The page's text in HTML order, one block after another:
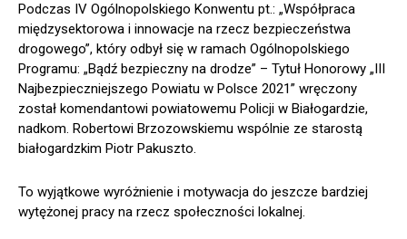
Podczas IV Ogólnopolskiego Konwentu pt.: „Współpraca
międzysektorowa i innowacje na rzecz bezpieczeństwa
drogowego”, który odbył się w ramach Ogólnopolskiego
Programu: „Bądź bezpieczny na drodze” – Tytuł Honorowy „III
Najbezpieczniejszego Powiatu w Polsce 2021” wręczony
został komendantowi powiatowemu Policji w Białogardzie,
nadkom. Robertowi Brzozowskiemu wspólnie ze starostą
białogardzkim Piotr Pakuszto.
To wyjątkowe wyróżnienie i motywacja do jeszcze bardziej
wytężonej pracy na rzecz społeczności lokalnej.